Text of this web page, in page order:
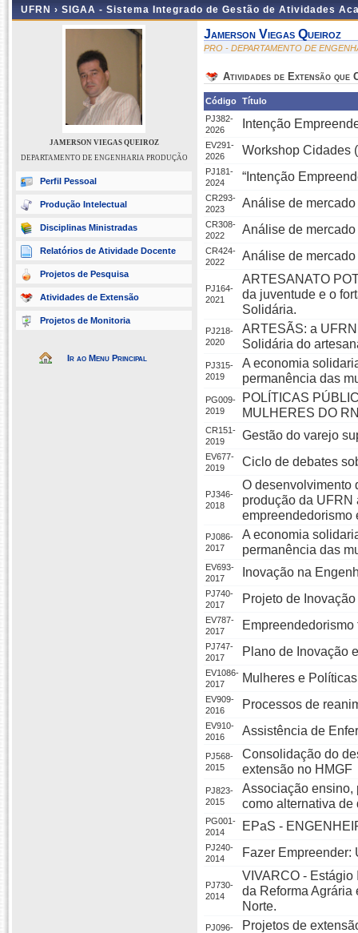
UFRN › SIGAA - Sistema Integrado de Gestão de Atividades
JAMERSON VIEGAS QUEIROZ
DEPARTAMENTO DE ENGENHARIA PRODUÇÃO
Perfil Pessoal
Produção Intelectual
Disciplinas Ministradas
Relatórios de Atividade Docente
Projetos de Pesquisa
Atividades de Extensão
Projetos de Monitoria
Ir ao Menu Principal
Jamerson Viegas Queiroz
PRO - DEPARTAMENTO DE
Atividades de Extensão que
Código Título
PJ382-
2026
Intenção
EV291-
2026
Workshop Cidades
PJ181-
2024
“Intenção
CR293-
2023
Análise de
CR308-
2022
Análise de
CR424-
2022
Análise de
PJ164-
2021
ARTESANATO
da juventude e o
Solidária.
PJ218-
2020
ARTESÃS: a
Solidária do
PJ315-
2019
A economia
permanência das
PG009-
2019
POLÍTICAS
MULHERES DO
CR151-
2019
Gestão do varejo
EV677-
2019
Ciclo de debates
PJ346-
2018
O desenvolvimento
produção da UFRN
empreendedorismo
PJ086-
2017
A economia
permanência das
EV693-
2017
Inovação na
PJ740-
2017
Projeto de
EV787-
2017
PJ747-
2017
Plano de Inovação
EV1086-
2017
Mulheres e
EV909-
2016
Processos de
EV910-
2016
Assistência de
PJ568-
2015
Consolidação do
extensão no HMGF
PJ823-
2015
Associação ensino,
como alternativa de
PG001-
2014
EPaS -
PJ240-
2014
Fazer Empreender:
PJ730-
2014
VIVARCO - Estágio
da Reforma Agrária
Norte.
PJ096-
Projetos de